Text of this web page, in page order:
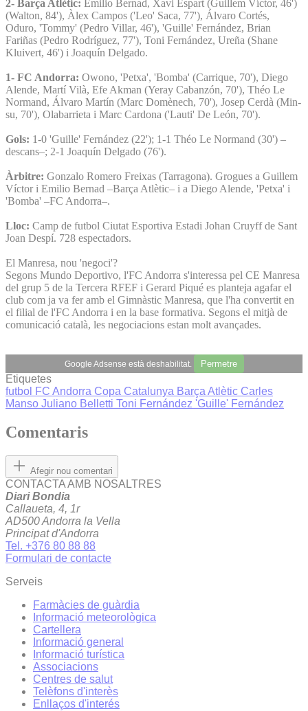
2- Barça Atlètic: Emilio Bernad, Xavi Espart (Guillem Víctor, 46')
(Walton, 84'), Àlex Campos ('Leo' Saca, 77'), Álvaro Cortés,
Oduro, 'Tommy' (Pedro Villar, 46'), 'Guille' Fernández, Brian
Fariñas (Pedro Rodríguez, 77'), Toni Fernández, Ureña (Shane
Kluivert, 46') i Joaquín Delgado.
1- FC Andorra: Owono, 'Petxa', 'Bomba' (Carrique, 70'), Diego
Alende, Martí Vilà, Efe Akman (Yeray Cabanzón, 70'), Théo Le
Normand, Álvaro Martín (Marc Domènech, 70'), Josep Cerdà (Min-
su, 70'), Olabarrieta i Marc Cardona ('Lauti' De León, 70').
Gols: 1-0 'Guille' Fernández (22'); 1-1 Théo Le Normand (30') –
descans–; 2-1 Joaquín Delgado (76').
Àrbitre: Gonzalo Romero Freixas (Tarragona). Grogues a Guillem
Víctor i Emilio Bernad –Barça Atlètic– i a Diego Alende, 'Petxa' i
'Bomba' –FC Andorra–.
Lloc: Camp de futbol Ciutat Esportiva Estadi Johan Cruyff de Sant
Joan Despí. 728 espectadors.
El Manresa, nou 'negoci'?
Segons Mundo Deportivo, l'FC Andorra s'interessa pel CE Manresa
del grup 5 de la Tercera RFEF i Gerard Piqué es planteja agafar el
club com ja va fer amb el Gimnàstic Manresa, que l'ha convertit en
el filial de l'FC Andorra i en la base formativa. Segons el mitjà de
comunicació català, les negociacions estan molt avançades.
Google Adsense està deshabilitat. Permetre
Etiquetes
futbol FC Andorra Copa Catalunya Barça Atlètic Carles
Manso Juliano Belletti Toni Fernández 'Guille' Fernández
Comentaris
Afegir nou comentari
CONTACTA AMB NOSALTRES
Diari Bondia
Callaueta, 4, 1r
AD500 Andorra la Vella
Principat d'Andorra
Tel. +376 80 88 88
Formulari de contacte
Serveis
Farmàcies de guàrdia
Informació meteorològica
Cartellera
Informació general
Informació turística
Associacions
Centres de salut
Telèfons d'interès
Enllaços d'interés